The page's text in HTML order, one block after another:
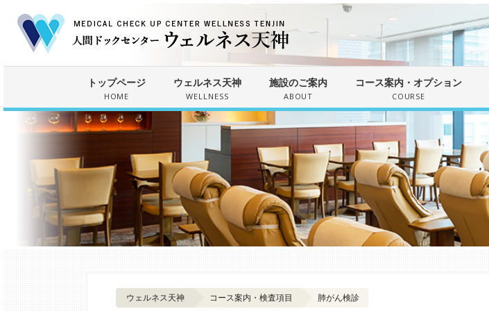
トップページ
HOME
ウェルネス天神
WELLNESS
施設のご案内
ABOUT
コース案内・オプション
COURSE
ウェルネス天神 コース案内・検査項目 肺がん検診